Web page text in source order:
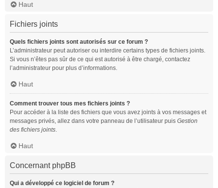
Haut
Fichiers joints
Quels fichiers joints sont autorisés sur ce forum ?
L’administrateur peut autoriser ou interdire certains types de fichiers joints.
Si vous n’êtes pas sûr de ce qui est autorisé à être chargé, contactez
l’administrateur pour plus d’informations.
Haut
Comment trouver tous mes fichiers joints ?
Pour accéder à la liste des fichiers que vous avez joints à vos messages et
messages privés, allez dans votre panneau de l’utilisateur puis Gestion
des fichiers joints.
Haut
Concernant phpBB
Qui a développé ce logiciel de forum ?